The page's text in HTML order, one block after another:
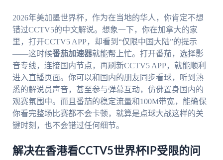
2026年美加墨世界杯，作为在当地的华人，你肯定不想
错过CCTV5的中文解说。想象一下，你在加拿大的家
里，打开CCTV5 APP，却看到“仅限中国大陆”的提示
——这时候番茄加速器就能帮上忙。打开番茄，选择影
音专线，连接国内节点，再刷新CCTV5 APP，就能顺利
进入直播页面。你可以和国内的朋友同步看球，听到熟
悉的解说员声音，甚至参与弹幕互动，仿佛置身国内的
观赛氛围中。而且番茄的稳定流量和100M带宽，能确保
你看完整场比赛都不会卡顿，就算是点球大战这样的关
键时刻，也不会错过任何细节。
解决在香港看CCTV5世界杯IP受限的问